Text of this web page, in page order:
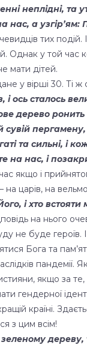
неплідні, та
нас, а узгір’ям:
тих
Однак у той
мати дітей.
у вірші 30. Ті ж
ось сталось
дерево
та сильні,
на нас, і
якщо і
царів, на
і хто встояти
на нього
не буде героїв.
Бога та
якщо за те,
гендерної
з цим всім!